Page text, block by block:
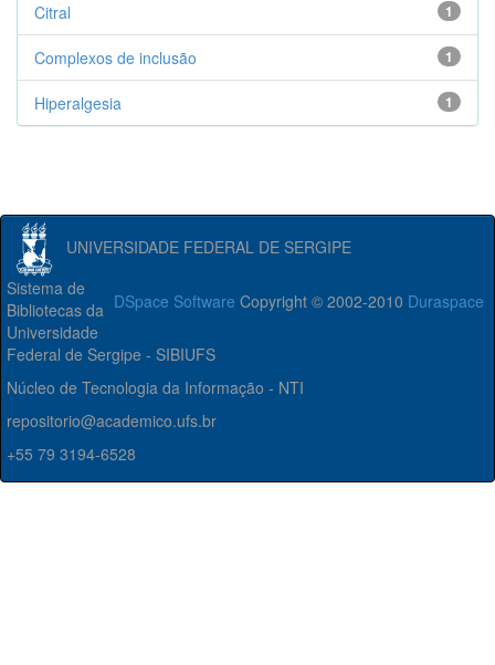
1
Citral
1
Complexos de inclusão
1
Hiperalgesia
UNIVERSIDADE FEDERAL DE SERGIPE
DSpace Software Copyright © 2002-2010 Duraspace
Sistema de
Bibliotecas da
Universidade
Federal de Sergipe - SIBIUFS
Núcleo de Tecnologia da Informação - NTI
repositorio@academico.ufs.br
+55 79 3194-6528